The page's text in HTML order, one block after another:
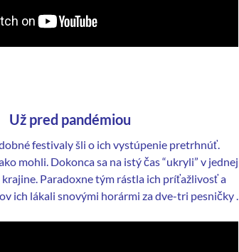
Už pred pandémiou
festivaly šli o ich vystúpenie pretrhnúť.
mohli. Dokonca sa na istý čas “ukryli” v jednej
Paradoxne tým rástla ich príťažlivosť a
ich lákali snovými horármi za dve-tri pesničky .